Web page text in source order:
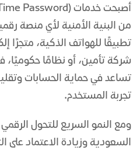
من البنية الأمنية لأي منصة
تطبيقًا للهواتف الذكية، متجرًا
تساعد في حماية الحسابات
تجربة المستخدم.
ومع النمو السريع للتحول
السعودية وزيادة الاعتماد على